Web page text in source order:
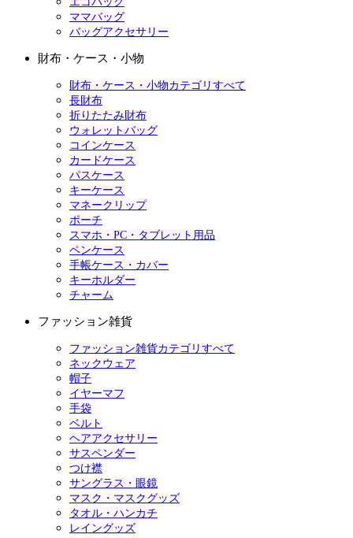
ママバッグ
バッグアクセサリー
財布・ケース・小物
財布・ケース・小物カテゴリすべて
長財布
折りたたみ財布
ウォレットバッグ
コインケース
カードケース
パスケース
キーケース
マネークリップ
ポーチ
スマホ・PC・タブレット用品
ペンケース
手帳ケース・カバー
キーホルダー
チャーム
ファッション雑貨
ファッション雑貨カテゴリすべて
ネックウェア
帽子
イヤーマフ
手袋
ベルト
ヘアアクセサリー
サスペンダー
つけ襟
サングラス・眼鏡
マスク・マスクグッズ
タオル・ハンカチ
レイングッズ